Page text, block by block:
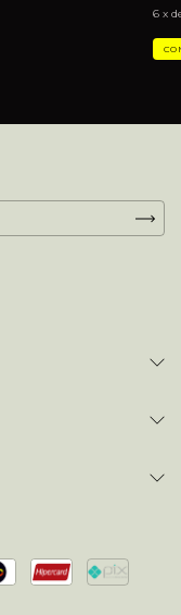
6 x